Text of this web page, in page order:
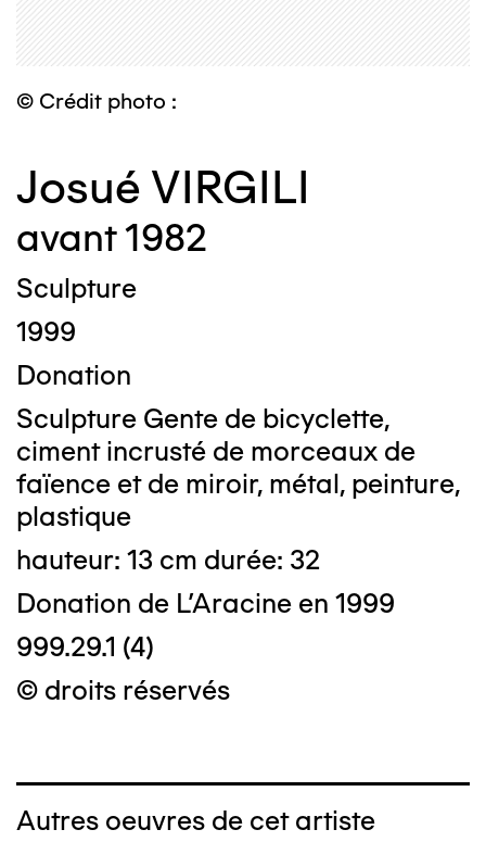
© Crédit photo :
Josué VIRGILI
avant 1982
Sculpture
1999
Donation
Sculpture Gente de bicyclette,
ciment incrusté de morceaux de
faïence et de miroir, métal, peinture,
plastique
hauteur: 13 cm durée: 32
Donation de L'Aracine en 1999
999.29.1 (4)
© droits réservés
Autres oeuvres de cet artiste